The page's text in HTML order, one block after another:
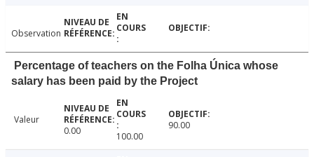
Observation
Percentage of teachers on the Folha Única whose
salary has been paid by the Project
Valeur
0.00
100.00
90.00